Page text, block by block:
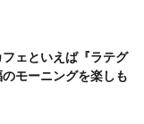
ェといえば『ラテグ
モーニングを楽しも